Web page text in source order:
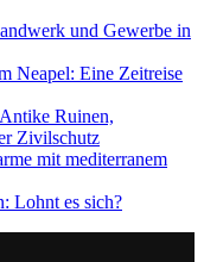
und Gewerbe in
Neapel: Eine Zeitreise
Ruinen,
Zivilschutz
mit mediterranem
Lohnt es sich?